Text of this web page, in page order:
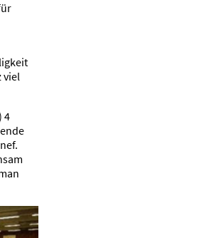
viel
4